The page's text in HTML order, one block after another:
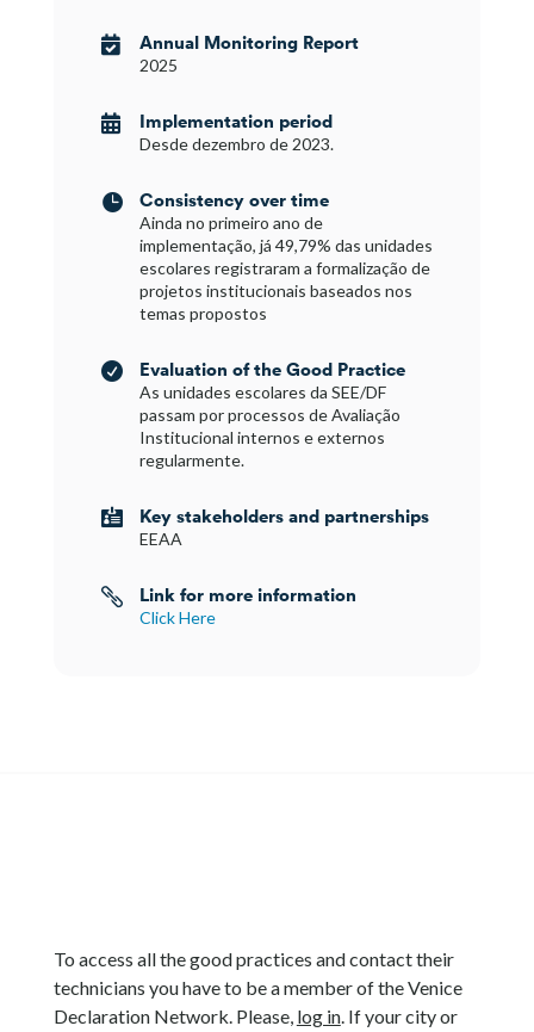
 Annual Monitoring Report
2025
 Implementation period
Desde dezembro de 2023.
 Consistency over time
Ainda no primeiro ano de
implementação, já 49,79% das unidades
escolares registraram a formalização de
projetos institucionais baseados nos
temas propostos
 Evaluation of the Good Practice
As unidades escolares da SEE/DF
passam por processos de Avaliação
Institucional internos e externos
regularmente.
 Key stakeholders and partnerships
EEAA
 Link for more information
Click Here
To access all the good practices and contact their
technicians you have to be a member of the Venice
Declaration Network. Please, log in. If your city or